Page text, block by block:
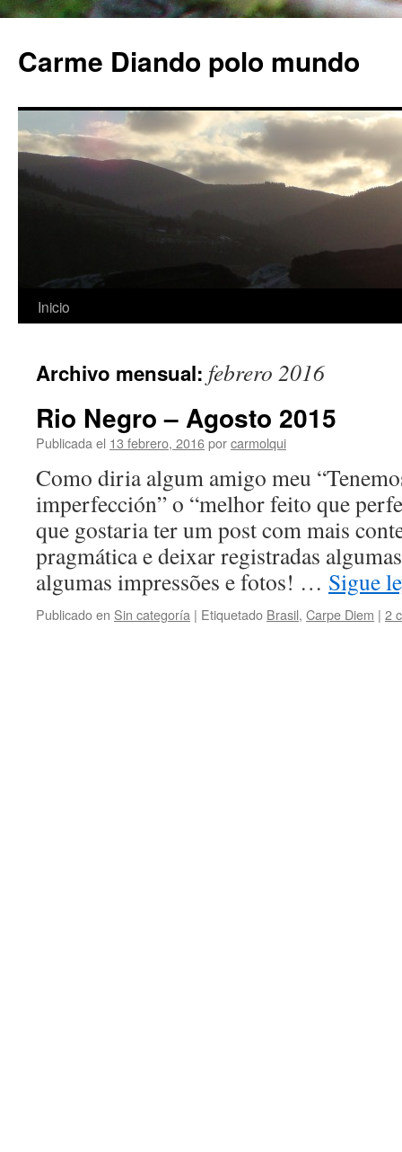
Carme Diando polo mundo
Saltar
contenido
Inicio
Archivo mensual: febrero 2016
Rio Negro – Agosto 2015
Publicada el 13 febrero, 2016porcarmolqui
Como diria algum amigo meu
imperfección” o “melhor feito que
que gostaria ter um post com mais
pragmática e deixar registradas
algumas impressões e fotos! … Sigue
Publicado en Sin categoría | Etiquetado Brasil, Carpe Diem | 2